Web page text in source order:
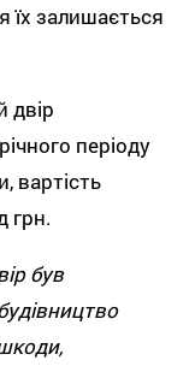
їх залишається
двір
періоду
вартість
грн.
був